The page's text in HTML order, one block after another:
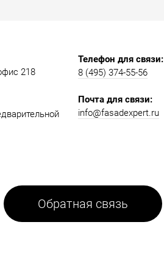
218​​
Телефон для связи:
8 (495) 374-55-56​
Почта для связи:
info@fasadexpert.ru
Обратная связь